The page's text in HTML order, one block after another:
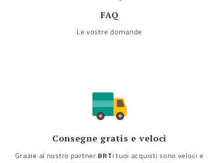
FAQ
Le vostre domande
Consegne gratis e veloci
Grazie al nostro partner BRTi tuoi acquisti sono veloci e